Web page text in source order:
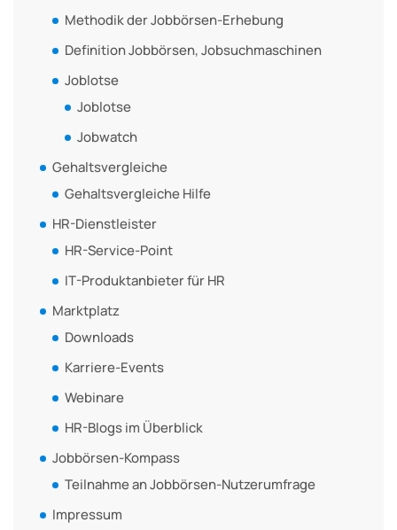
Methodik der Jobbörsen-Erhebung
Definition Jobbörsen, Jobsuchmaschinen
Joblotse
Joblotse
Jobwatch
Gehaltsvergleiche
Gehaltsvergleiche Hilfe
HR-Dienstleister
HR-Service-Point
IT-Produktanbieter für HR
Marktplatz
Downloads
Karriere-Events
Webinare
HR-Blogs im Überblick
Jobbörsen-Kompass
Teilnahme an Jobbörsen-Nutzerumfrage
Impressum